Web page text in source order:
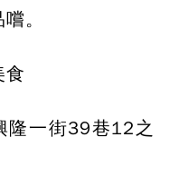
。
食
隆一街39巷12之